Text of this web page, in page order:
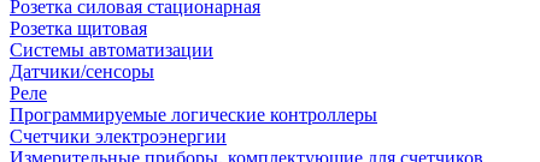
Розетка силовая стационарная
Розетка щитовая
Системы автоматизации
Датчики/сенсоры
Реле
Программируемые логические контроллеры
Счетчики электроэнергии
Измерительные приборы, комплектующие для счетчиков